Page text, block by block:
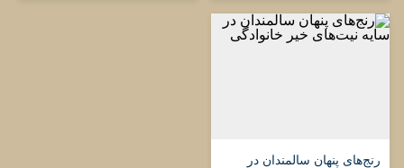
رنج‌های پنهان سالمندان در